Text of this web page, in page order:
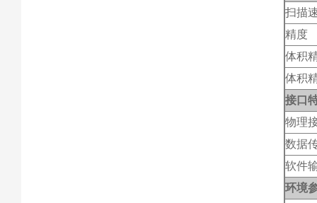
扫描
精度
体积
体积
接口
物理
数据
软件
环境